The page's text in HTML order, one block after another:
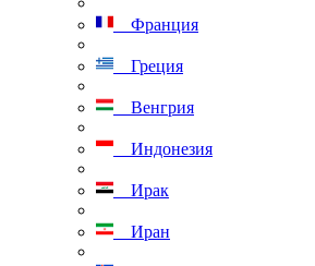
Франция
Греция
Венгрия
Индонезия
Ирак
Иран